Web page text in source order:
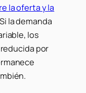
la oferta y la
la demanda
los
por